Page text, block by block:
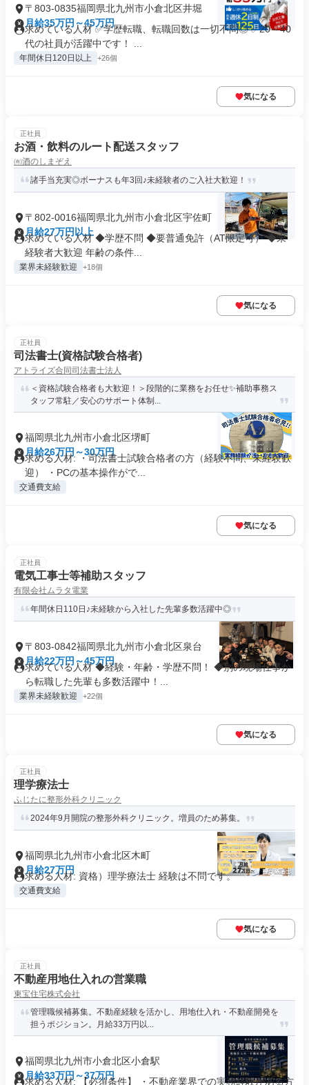
〒803-0835福岡県北九州市小倉北区井堀
月給35万円～45万円
求めている人材 ✅学歴転職、転職回数は一切不問◎ ✅20～40
代の社員が活躍中です！ ...
年間休日120日以上 +26個
気になる
正社員
お酒・飲料のルート配送スタッフ
㈲酒のしまぞえ
諸手当充実◎ボーナスも年3回♪未経験者のご入社大歓迎！
〒802-0016福岡県北九州市小倉北区宇佐町
月給27万円以上
求めている人材 ◆学歴不問 ◆要普通免許（AT限定可） ◆未
経験者大歓迎 年齢の条件...
業界未経験歓迎 +18個
気になる
正社員
司法書士(資格試験合格者)
アトライズ合同司法書士法人
＜資格試験合格者も大歓迎！＞段階的に業務をお任せ✨補助事務ス
タッフ常駐／安心のサポート体制...
福岡県北九州市小倉北区堺町
月給26万円～30万円
求める人材: ・司法書士試験合格者の方（経験不問、未経験歓
迎） ・PCの基本操作がで...
交通費支給
気になる
正社員
電気工事士等補助スタッフ
有限会社ムラタ電業
年間休日110日♪未経験から入社した先輩多数活躍中◎
〒803-0842福岡県北九州市小倉北区泉台
月給22万円～45万円
求めている人材 ◆経験・年齢・学歴不問！ ◆別の現場仕事か
ら転職した先輩も多数活躍中！...
業界未経験歓迎 +22個
気になる
正社員
理学療法士
ふじたに整形外科クリニック
2024年9月開院の整形外科クリニック。増員のため募集。
福岡県北九州市小倉北区木町
月給27万円
求める人材: 資格）理学療法士 経験は不問です。
交通費支給
気になる
正社員
不動産用地仕入れの営業職
東宝住宅株式会社
管理職候補募集。不動産経験を活かし、用地仕入れ・不動産開発を
担うポジション。月給33万円以...
福岡県北九州市小倉北区小倉駅
月給33万円～37万円
求める人材: 【必須条件】 ・不動産業界での実務経験がある方